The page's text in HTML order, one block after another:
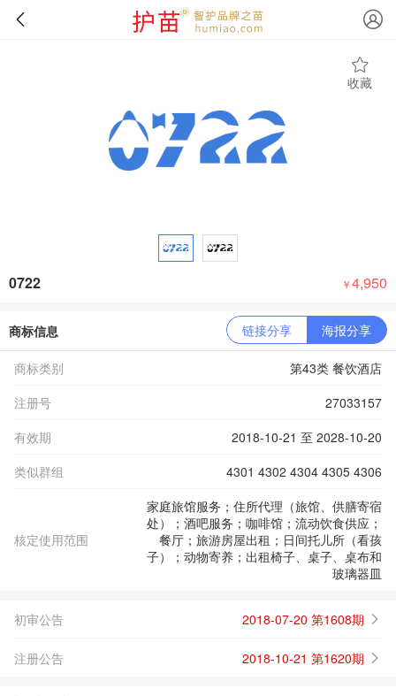
收藏
0722 ￥4,950
商标信息 链接分享 海报分享
商标类别
第43类 餐饮酒店
注册号
27033157
有效期
2018-10-21 至 2028-10-20
类似群组
4301 4302 4304 4305 4306
核定使用范围
家庭旅馆服务；住所代理（旅馆、供膳寄宿
处）；酒吧服务；咖啡馆；流动饮食供应；
餐厅；旅游房屋出租；日间托儿所（看孩
子）；动物寄养；出租椅子、桌子、桌布和
玻璃器皿
初审公告 2018-07-20 第1608期
注册公告 2018-10-21 第1620期